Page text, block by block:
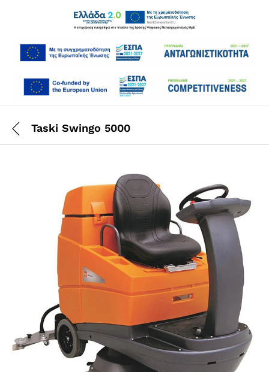
Taski Swingo 5000